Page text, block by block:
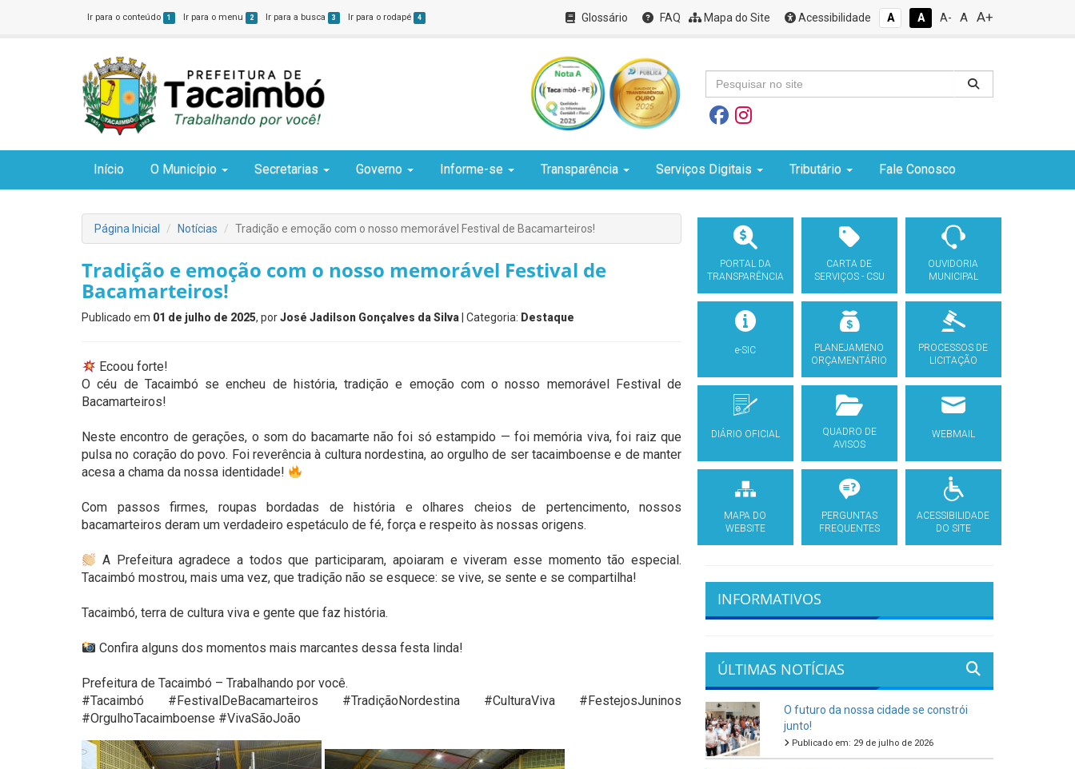
Ir para o conteúdo 1 Ir para o menu 2 Ir para a busca 3 Ir para o rodapé 4 Glossário FAQ Mapa do Site Acessibilidade A A A- A A+
Início O Município Secretarias Governo Informe-se Transparência Serviços Digitais Tributário Fale Conosco
Página Inicial Notícias Tradição e emoção com o nosso memorável Festival de Bacamarteiros!
Tradição e emoção com o nosso memorável Festival de
Bacamarteiros!
Publicado em 01 de julho de 2025, porJosé Jadilson Gonçalves da Silva | Categoria: Destaque
Ecoou forte!
O céu de Tacaimbó se encheu de história, tradição e emoção com o nosso memorável Festival de
Bacamarteiros!
Neste encontro de gerações, o som do bacamarte não foi só estampido — foi memória viva, foi raiz que
pulsa no coração do povo. Foi reverência à cultura nordestina, ao orgulho de ser tacaimboense e de manter
acesa a chama da nossa identidade!
Com passos firmes, roupas bordadas de história e olhares cheios de pertencimento, nossos
bacamarteiros deram um verdadeiro espetáculo de fé, força e respeito às nossas origens.
A Prefeitura agradece a todos que participaram, apoiaram e viveram esse momento tão especial.
Tacaimbó mostrou, mais uma vez, que tradição não se esquece: se vive, se sente e se compartilha!
Tacaimbó, terra de cultura viva e gente que faz história.
Confira alguns dos momentos mais marcantes dessa festa linda!
Prefeitura de Tacaimbó – Trabalhando por você.
#Tacaimbó #FestivalDeBacamarteiros #TradiçãoNordestina #CulturaViva #FestejosJuninos
#OrgulhoTacaimboense #VivaSãoJoão
PORTAL DA
TRANSPARÊNCIA
CARTA DE
SERVIÇOS - CSU
OUVIDORIA
MUNICIPAL
e-SIC
PLANEJAMENO
ORÇAMENTÁRIO
PROCESSOS DE
LICITAÇÃO
DIÁRIO OFICIAL
QUADRO DE
AVISOS
WEBMAIL
MAPA DO
WEBSITE
PERGUNTAS
FREQUENTES
ACESSIBILIDADE
DO SITE
INFORMATIVOS
ÚLTIMAS NOTÍCIAS
O futuro da nossa cidade se constrói
junto!
Publicado em: 29 de julho de 2026